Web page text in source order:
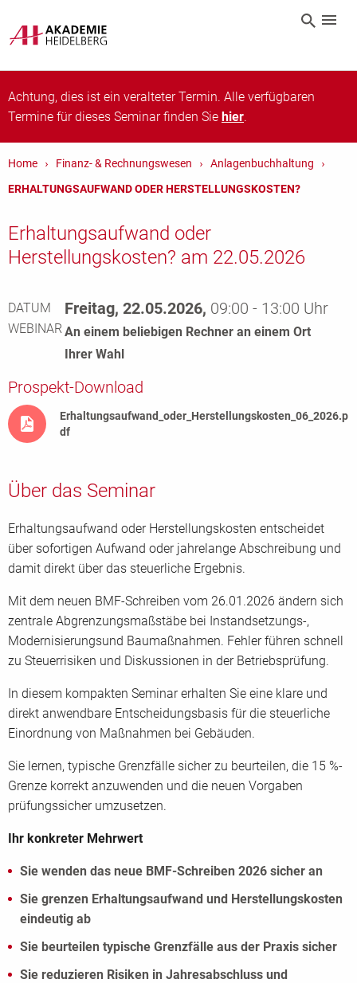
Achtung, dies ist ein veralteter Termin. Alle verfügbaren
Termine für dieses Seminar finden Sie hier.
Home Finanz- & Rechnungswesen
Anlagenbuchhaltung
ERHALTUNGSAUFWAND ODER HERSTELLUNGSKOSTEN?
Erhaltungsaufwand oder
Herstellungskosten? am 22.05.2026
DATUM Freitag, 22.05.2026, 09:00 - 13:00 Uhr
WEBINARAn einem beliebigen Rechner an einem Ort
Ihrer Wahl
Prospekt-Download
Erhaltungsaufwand_oder_Herstellungskosten_06_2026.p
df
Über das Seminar
Erhaltungsaufwand oder Herstellungskosten entscheidet
über sofortigen Aufwand oder jahrelange Abschreibung und
damit direkt über das steuerliche Ergebnis.
Mit dem neuen BMF-Schreiben vom 26.01.2026 ändern sich
zentrale Abgrenzungsmaßstäbe bei Instandsetzungs-,
Modernisierungsund Baumaßnahmen. Fehler führen schnell
zu Steuerrisiken und Diskussionen in der Betriebsprüfung.
In diesem kompakten Seminar erhalten Sie eine klare und
direkt anwendbare Entscheidungsbasis für die steuerliche
Einordnung von Maßnahmen bei Gebäuden.
Sie lernen, typische Grenzfälle sicher zu beurteilen, die 15 %-
Grenze korrekt anzuwenden und die neuen Vorgaben
prüfungssicher umzusetzen.
Ihr konkreter Mehrwert
Sie wenden das neue BMF-Schreiben 2026 sicher an
Sie grenzen Erhaltungsaufwand und Herstellungskosten
eindeutig ab
Sie beurteilen typische Grenzfälle aus der Praxis sicher
Sie reduzieren Risiken in Jahresabschluss und